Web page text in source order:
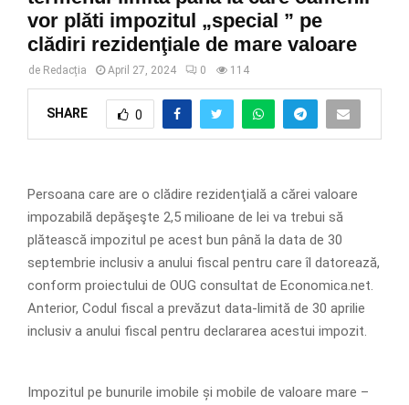
vor plăti impozitul „special ” pe
clădiri rezidenţiale de mare valoare
de Redacția April 27, 2024 0 114
SHARE 0
Persoana care are o clădire rezidenţială a cărei valoare
impozabilă depăşeşte 2,5 milioane de lei va trebui să
plătească impozitul pe acest bun până la data de 30
septembrie inclusiv a anului fiscal pentru care îl datorează,
conform proiectului de OUG consultat de Economica.net.
Anterior, Codul fiscal a prevăzut data-limită de 30 aprilie
inclusiv a anului fiscal pentru declararea acestui impozit.
Impozitul pe bunurile imobile și mobile de valoare mare –